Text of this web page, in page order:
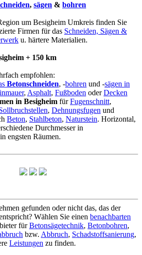
, sägen & bohren
um Besigheim Umkreis finden Sie
Firmen für das Schneiden, Sägen &
u. härtere Materialien.
+ 150 km
empfohlen:
Betonschneiden, -bohren und -sägen in
, Asphalt, Fußboden oderDecken
in Besigheim fürFugenschnitt,
, Dehnungsfugen und
Beton, Stahlbeton, Naturstein. Horizontal,
Durchmesser in
engsten Räumen.
gefunden oder nicht das, das der
Wählen Sie einen benachbarten
fürBetonsägetechnik, Betonbohren,
bzw. Abbruch, Schadstoffsanierung,
Leistungen zu finden.